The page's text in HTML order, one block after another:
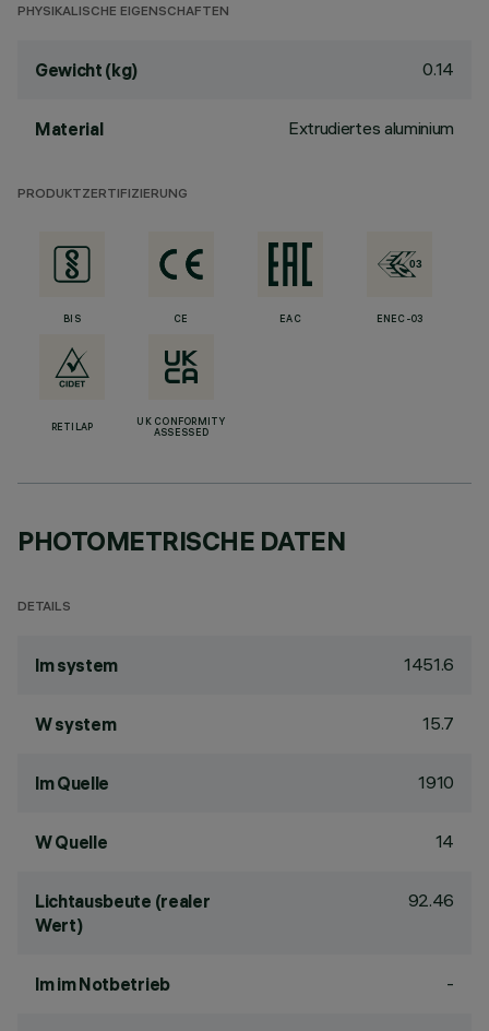
PHYSIKALISCHE EIGENSCHAFTEN
Gewicht (kg) 0.14
Material Extrudiertes aluminium
PRODUKTZERTIFIZIERUNG
BIS CE EAC ENEC-03
RETILAP
UK CONFORMITY
ASSESSED
PHOTOMETRISCHE DATEN
DETAILS
lm system 1451.6
W system 15.7
lm Quelle 1910
W Quelle 14
Lichtausbeute (realer
Wert)
92.46
lm im Notbetrieb -